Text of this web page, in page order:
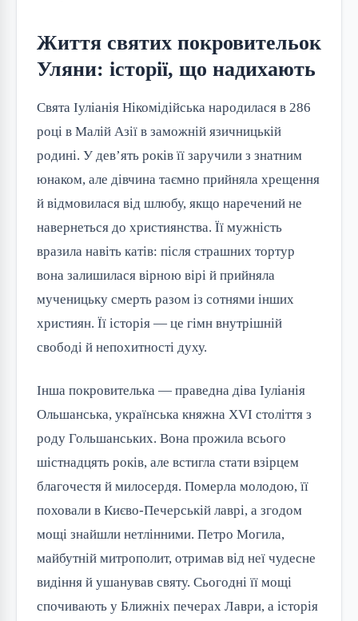
Життя святих покровительок
Уляни: історії, що надихають
Свята Іуліанія Нікомідійська народилася в 286
році в Малій Азії в заможній язичницькій
родині. У дев’ять років її заручили з знатним
юнаком, але дівчина таємно прийняла хрещення
й відмовилася від шлюбу, якщо наречений не
навернеться до християнства. Її мужність
вразила навіть катів: після страшних тортур
вона залишилася вірною вірі й прийняла
мученицьку смерть разом із сотнями інших
християн. Її історія — це гімн внутрішній
свободі й непохитності духу.
Інша покровителька — праведна діва Іуліанія
Ольшанська, українська княжна XVI століття з
роду Гольшанських. Вона прожила всього
шістнадцять років, але встигла стати взірцем
благочестя й милосердя. Померла молодою, її
поховали в Києво-Печерській лаврі, а згодом
мощі знайшли нетлінними. Петро Могила,
майбутній митрополит, отримав від неї чудесне
видіння й ушанував святу. Сьогодні її мощі
спочивають у Ближніх печерах Лаври, а історія